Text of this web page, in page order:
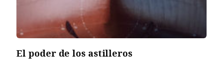
El poder de los astilleros